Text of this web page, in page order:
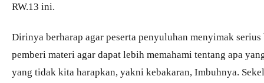
RW.13 ini.
Dirinya berharap agar peserta penyuluhan menyimak
pemberi materi agar dapat lebih memahami tentang apa
yang tidak kita harapkan, yakni kebakaran, Imbuhnya.